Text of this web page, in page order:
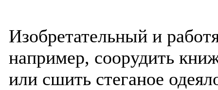
Изобретательный и
например, соорудить
или сшить стеганое